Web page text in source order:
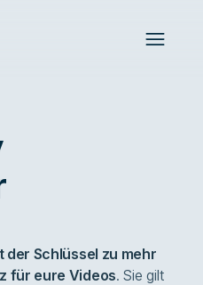
Cloud
Open
der Schlüssel zu mehr
für eure Videos. Sie gilt